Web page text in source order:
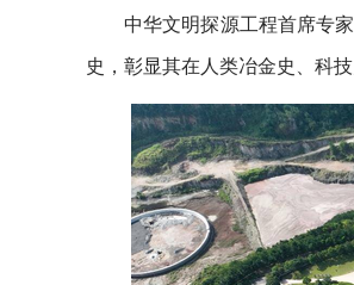
中华文明探源工程首席专
史，彰显其在人类冶金史、科